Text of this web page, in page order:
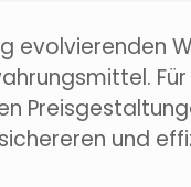
evolvierenden
und